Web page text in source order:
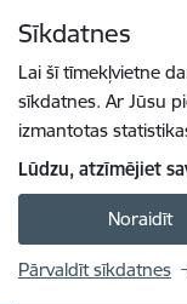
Sīkdatnes
Lai šī tīmekļvietne
sīkdatnes. Ar Jūsu
izmantotas
Lūdzu, atzīmējiet
Noraidīt
Pārvaldīt sīkdatnes